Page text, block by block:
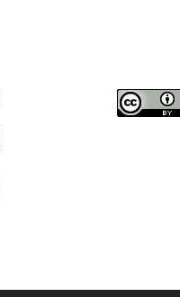
Attribution 4.0